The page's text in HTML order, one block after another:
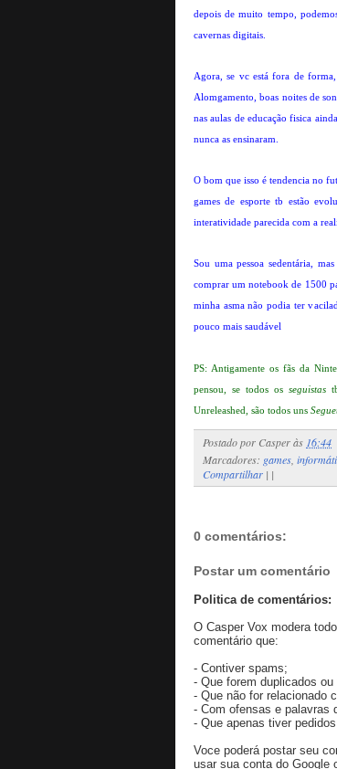
depois de muito tempo,
cavernas digitais.
Agora, se vc está fora de
Alomgamento, boas noites de
nas aulas de educação fisica
nunca as ensinaram.
O bom que isso é tendencia no
games de esporte tb estão
interatividade parecida com a
Sou uma pessoa sedentária,
comprar um notebook de 1500
minha asma não podia ter
pouco mais saudável
PS: Antigamente os fãs da
pensou, se todos os seguistas
Unreleashed, são todos uns
Postado por Casperàs 16:44
Marcadores: games
Compartilhar | |
0 comentários:
Postar um comentário
Politica de comentários:
O Casper Vox modera
comentário que:
- Contiver spams;
- Que forem duplicados ou
- Que não for relacionado
- Com ofensas e palavras
- Que apenas tiver
Voce poderá postar seu
usar sua conta do Google